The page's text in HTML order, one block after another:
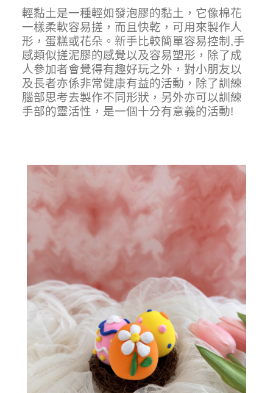
輕黏土是一種輕如發泡膠的黏土，它像棉花
一樣柔軟容易搓，而且快乾，可用來製作人
形，蛋糕或花朵。新手比較簡單容易控制,手
感類似搓泥膠的感覺以及容易塑形，除了成
人參加者會覺得有趣好玩之外，對小朋友以
及長者亦係非常健康有益的活動，除了訓練
腦部思考去製作不同形狀，另外亦可以訓練
手部的靈活性，是一個十分有意義的活動!